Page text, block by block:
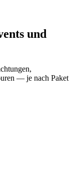
und
— je nach Paket